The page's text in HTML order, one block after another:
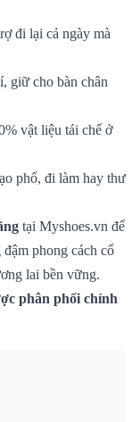
đi lại cả ngày mà
giữ cho bàn chân
vật liệu tái chế ở
phố, đi làm hay thư
tại Myshoes.vn để
phong cách cổ
lai bền vững.
phân phối chính